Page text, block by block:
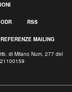
ODR RSS
MAILING
di Milano Num. 277 del